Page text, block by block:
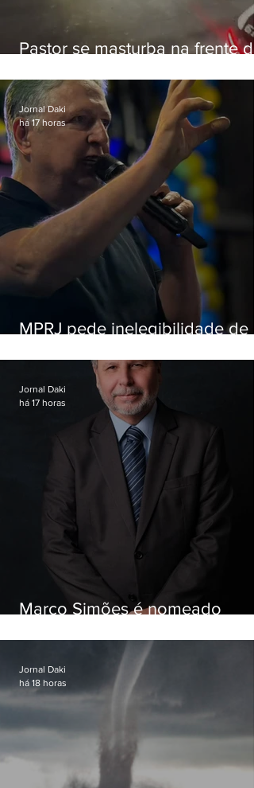
Pastor se masturba na frente de
MPRJ pede inelegibilidade de
Jornal Daki
há 17 horas
Marco Simões é nomeado
Jornal Daki
há 17 horas
Jornal Daki
há 18 horas